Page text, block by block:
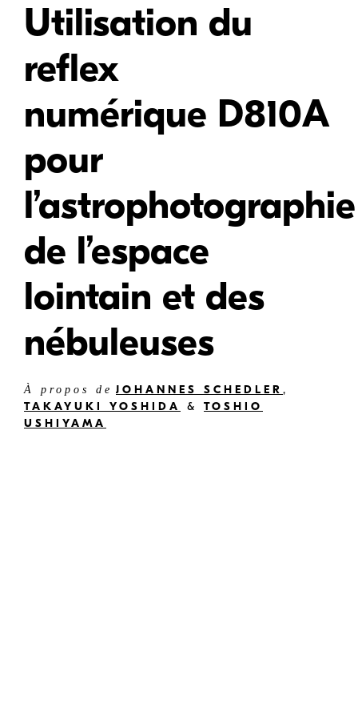
Utilisation du
reflex
numérique D810A
pour
l’astrophotographie
de l’espace
lointain et des
nébuleuses
À propos de JOHANNES SCHEDLER ,
TAKAYUKI YOSHIDA
& TOSHIO
USHIYAMA